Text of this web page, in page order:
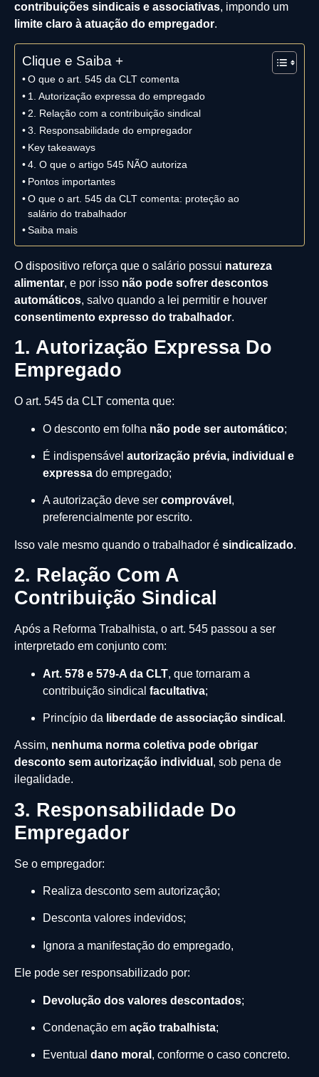
contribuições sindicais e associativas, impondo um
limite claro à atuação do empregador.
Clique e Saiba +
O que o art. 545 da CLT comenta
1. Autorização expressa do empregado
2. Relação com a contribuição sindical
3. Responsabilidade do empregador
Key takeaways
4. O que o artigo 545 NÃO autoriza
Pontos importantes
O que o art. 545 da CLT comenta: proteção ao
salário do trabalhador
Saiba mais
O dispositivo reforça que o salário possui natureza
alimentar, e por isso não pode sofrer descontos
automáticos, salvo quando a lei permitir e houver
consentimento expresso do trabalhador.
1. Autorização Expressa Do
Empregado
O art. 545 da CLT comenta que:
O desconto em folha não pode ser automático;
É indispensável autorização prévia, individual e
expressa do empregado;
A autorização deve ser comprovável ,
preferencialmente por escrito.
Isso vale mesmo quando o trabalhador é sindicalizado.
2. Relação Com A
Contribuição Sindical
Após a Reforma Trabalhista, o art. 545 passou a ser
interpretado em conjunto com:
Art. 578 e 579-A da CLT, que tornaram a
contribuição sindical facultativa;
Princípio da liberdade de associação sindical .
Assim, nenhuma norma coletiva pode obrigar
desconto sem autorização individual , sob pena de
ilegalidade.
3. Responsabilidade Do
Empregador
Se o empregador:
Realiza desconto sem autorização;
Desconta valores indevidos;
Ignora a manifestação do empregado,
Ele pode ser responsabilizado por:
Devolução dos valores descontados;
Condenação em ação trabalhista;
Eventual dano moral , conforme o caso concreto.